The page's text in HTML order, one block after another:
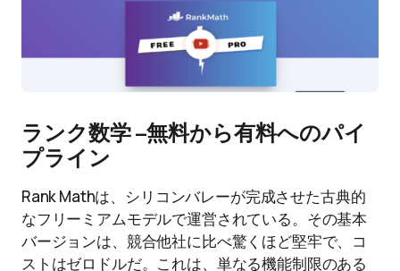
ランク数学 –無料から有料へのパイ
プライン
Rank Mathは、シリコンバレーが完成させた古典的
なフリーミアムモデルで運営されている。その基本
バージョンは、競合他社に比べ驚くほど堅牢で、コ
ストはゼロドルだ。これは、単なる機能制限のある